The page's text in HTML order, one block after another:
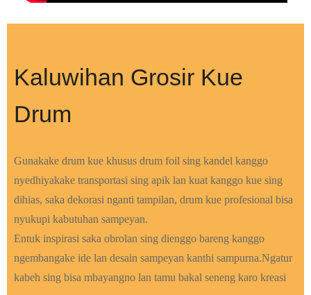
Kaluwihan Grosir Kue
Drum
Gunakake drum kue khusus drum foil sing kandel kanggo
nyedhiyakake transportasi sing apik lan kuat kanggo kue sing
dihias, saka dekorasi nganti tampilan, drum kue profesional bisa
nyukupi kabutuhan sampeyan.
Entuk inspirasi saka obrolan sing dienggo bareng kanggo
ngembangake ide lan desain sampeyan kanthi sampurna.Ngatur
kabeh sing bisa mbayangno lan tamu bakal seneng karo kreasi